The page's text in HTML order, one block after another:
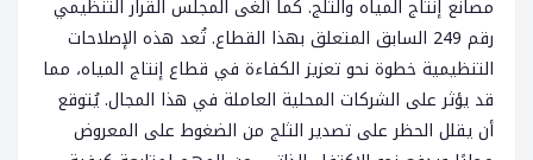
مصانع إنتاج المياه والثلج. كما ألغى المجلس القرار التنظيمي
رقم 249 السابق المتعلق بهذا القطاع. تُعد هذه الإصلاحات
التنظيمية خطوة نحو تعزيز الكفاءة في قطاع إنتاج المياه، مما
قد يؤثر على الشركات المحلية العاملة في هذا المجال. يُتوقع
أن يقلل الحظر على تصدير الثلج من الضغوط على المعروض